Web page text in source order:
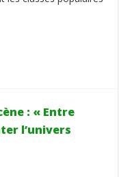
: « Entre
l’univers